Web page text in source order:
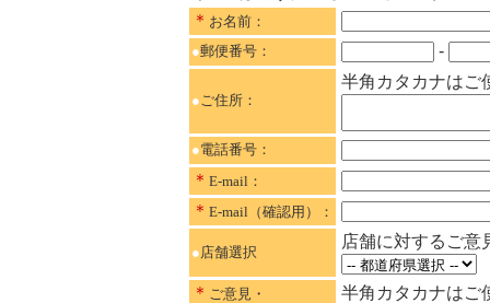
＊ お名前：
●郵便番号： -
●ご住所：
半角カタカナはご
●電話番号：
＊ E-mail：
＊ E-mail（確認用）：
●店舗選択
店舗に対するご意
＊ ご意見・
半角カタカナはご